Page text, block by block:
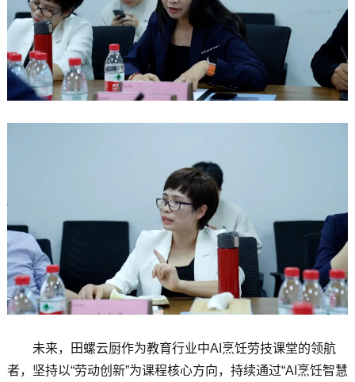
未来，田螺云厨作为教育行业中AI烹饪劳技课堂的领航
者，坚持以“劳动创新”为课程核心方向，持续通过“AI烹饪智慧